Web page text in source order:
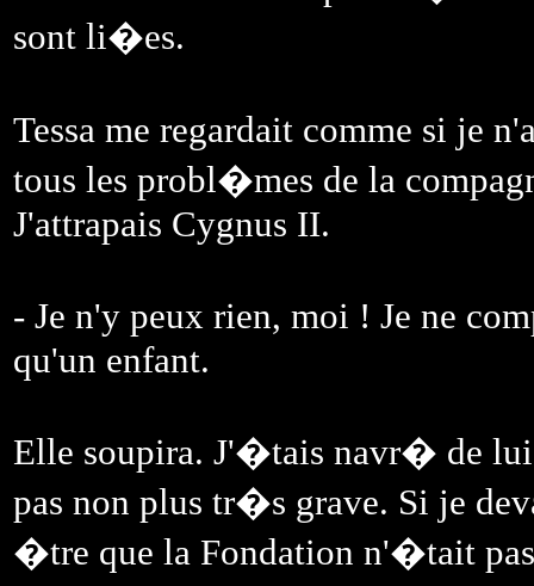
sont li�es.
Tessa me regardait comme si je
tous les probl�mes de la
J'attrapais Cygnus II.
- Je n'y peux rien, moi ! Je ne
qu'un enfant.
Elle soupira. J'�tais navr� de
pas non plus tr�s grave. Si je
�tre que la Fondation n'�tait